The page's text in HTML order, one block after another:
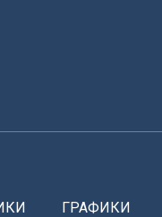
ГРАФИКИ